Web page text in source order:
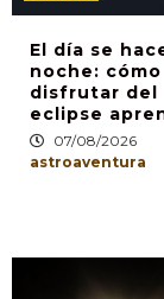
El día se
noche: cómo
disfrutar del
eclipse
07/08/2026
astroaventura